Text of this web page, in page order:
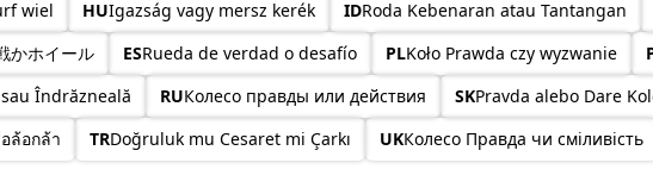
wiel HUIgazság vagy mersz kerék IDRoda Kebenaran atau Tantangan
かホイール ESRueda de verdad o desafío PLKoło Prawda czy wyzwanie
Îndrăzneală RUКолесо правды или действия SKPravda alebo Dare
ล้อกล้า TRDoğruluk mu Cesaret mi Çarkı UKКолесо Правда чи сміливість